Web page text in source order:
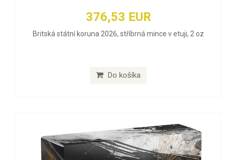
376,53 EUR
Britská státní koruna 2026, stříbrná mince v etuji, 2 oz
Do košíka